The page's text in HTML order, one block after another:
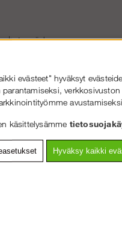
| utan räcke
evästeet" hyväksyt
avustamiseksi.
käsittelysämme
Hyväksy kaikki
YRITYS TAI